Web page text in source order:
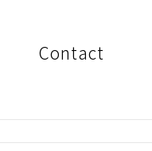
Contact